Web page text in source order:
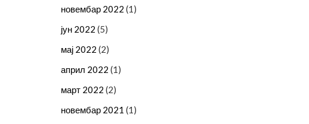
новембар 2022 (1)
јун 2022 (5)
мај 2022 (2)
април 2022 (1)
март 2022 (2)
новембар 2021 (1)